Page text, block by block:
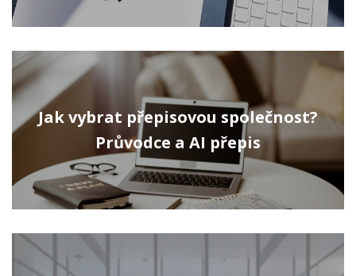
Jak vybrat přepisovou společnost?
Průvodce a AI přepis